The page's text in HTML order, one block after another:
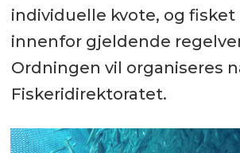
individuelle kvote, og fisket
innenfor gjeldende
Ordningen vil organiseres
Fiskeridirektoratet.